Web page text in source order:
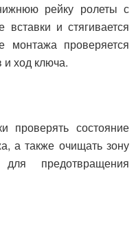
рейку ролеты с
и стягивается
монтажа проверяется
и ход ключа.
проверять состояние
а также очищать зону
предотвращения